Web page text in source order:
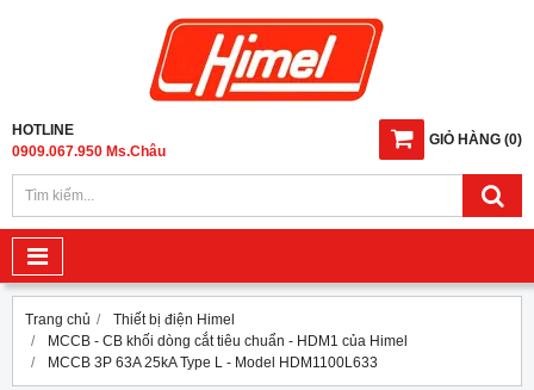
GIỎ HÀNG (0)
HOTLINE
0909.067.950 Ms.Châu
Trang chủ
Thiết bị điện Himel
MCCB - CB khối dòng cắt tiêu chuẩn - HDM1 của Himel
MCCB 3P 63A 25kA Type L - Model HDM1100L633